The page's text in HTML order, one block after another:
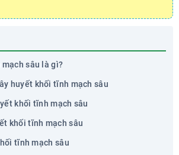
sâu là gì?
huyết khối tĩnh mạch sâu
khối tĩnh mạch sâu
khối tĩnh mạch sâu
tĩnh mạch sâu